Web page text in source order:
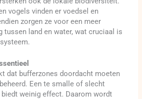
vogels vinden er voedsel en
zorgen ze voor een meer
tussen land en water, wat cruciaal is
dat bufferzones doordacht moeten
Een te smalle of slecht
weinig effect. Daarom wordt